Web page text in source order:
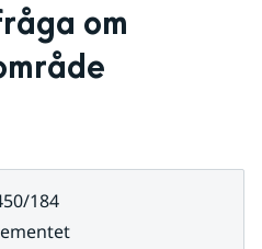
om
184